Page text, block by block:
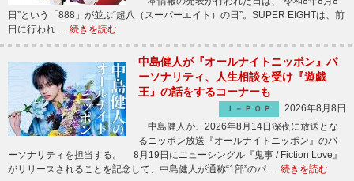
日”という「888」が並ぶ“超八（スーパーエイト）の日”。SUPER EIGHTは、前
日に行われ … 続きを読む
中島健人が『オールナイトニッポン』パ
ーソナリティ、人生相談を受け『遊戯
王』の話をするコーナーも
Ｊ－ＰＯＰ
2026年8月8日
中島健人が、2026年8月14日深夜に放送とな
るニッポン放送『オールナイトニッポン』のパ
ーソナリティを担当する。 8月19日にニューシングル『鬼事 / Fiction Love』
がリリースされることを記念して、中島健人が通称“1部”のパ … 続きを読む